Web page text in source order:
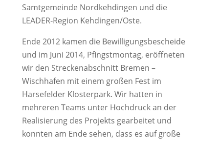
Samtgemeinde Nordkehdingen und die
LEADER-Region Kehdingen/Oste.
Ende 2012 kamen die Bewilligungsbescheide
und im Juni 2014, Pfingstmontag, eröffneten
wir den Streckenabschnitt Bremen –
Wischhafen mit einem großen Fest im
Harsefelder Klosterpark. Wir hatten in
mehreren Teams unter Hochdruck an der
Realisierung des Projekts gearbeitet und
konnten am Ende sehen, dass es auf große